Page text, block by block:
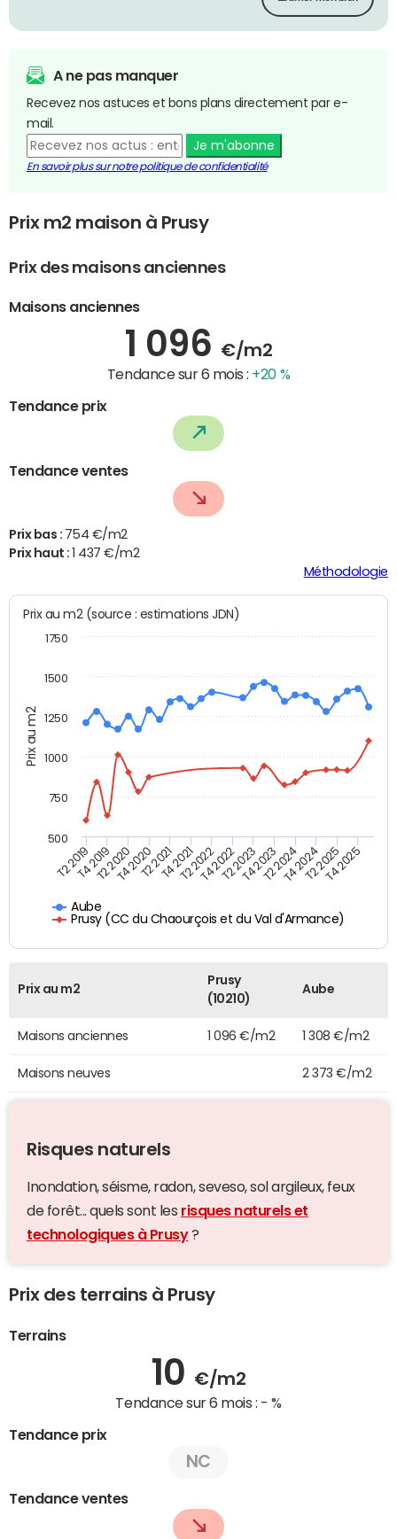
A ne pas manquer
Recevez nos astuces et bons plans directement par e-
mail.
Je m'abonne
En savoir plus sur notre politique de confidentialité
Prix m2 maison à Prusy
Prix des maisons anciennes
Maisons anciennes
1 096 €/m2
Tendance sur 6 mois : +20 %
Tendance prix
Tendance ventes
Prix bas : 754 €/m2
Prix haut :
1 437 €/m2
Méthodologie
Prix au m2
Prix au m2 (source : estimations JDN)
Aube
Prusy (CC du Chaourçois et du Val d'Armance)
T2 2019T4 2019T2 2020T4 2020T2 2021T4 2021T2 2022T4 2022T2 2023T4 2023T2 2024T4 2024T2 2025T4 2025
500
750
1000
1250
1500
1750
Prix au m2
Prusy
(10210)
Aube
Maisons anciennes 1 096 €/m2 1 308 €/m2
Maisons neuves 2 373 €/m2
Risques naturels
Inondation, séisme, radon, seveso, sol argileux, feux
de forêt... quels sont les risques naturels et
technologiques à Prusy?
Prix des terrains à Prusy
Terrains
10 €/m2
Tendance sur 6 mois : - %
Tendance prix
NC
Tendance ventes